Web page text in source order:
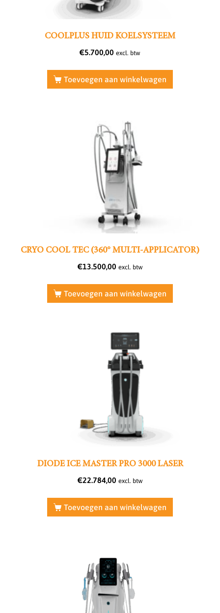
COOLPLUS HUID KOELSYSTEEM
€5.700,00 excl. btw
Toevoegen aan winkelwagen
CRYO COOL TEC (360° MULTI-APPLICATOR)
€13.500,00 excl. btw
Toevoegen aan winkelwagen
DIODE ICE MASTER PRO 3000 LASER
€22.784,00 excl. btw
Toevoegen aan winkelwagen